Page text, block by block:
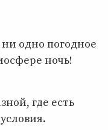
одно погодное
ночь!
где есть